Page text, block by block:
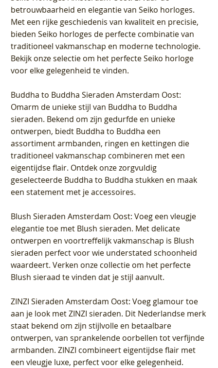
betrouwbaarheid en elegantie van Seiko horloges.
Met een rijke geschiedenis van kwaliteit en precisie,
bieden Seiko horloges de perfecte combinatie van
traditioneel vakmanschap en moderne technologie.
Bekijk onze selectie om het perfecte Seiko horloge
voor elke gelegenheid te vinden.
Buddha to Buddha Sieraden Amsterdam Oost:
Omarm de unieke stijl van Buddha to Buddha
sieraden. Bekend om zijn gedurfde en unieke
ontwerpen, biedt Buddha to Buddha een
assortiment armbanden, ringen en kettingen die
traditioneel vakmanschap combineren met een
eigentijdse flair. Ontdek onze zorgvuldig
geselecteerde Buddha to Buddha stukken en maak
een statement met je accessoires.
Blush Sieraden Amsterdam Oost: Voeg een vleugje
elegantie toe met Blush sieraden. Met delicate
ontwerpen en voortreffelijk vakmanschap is Blush
sieraden perfect voor wie understated schoonheid
waardeert. Verken onze collectie om het perfecte
Blush sieraad te vinden dat je stijl aanvult.
ZINZI Sieraden Amsterdam Oost: Voeg glamour toe
aan je look met ZINZI sieraden. Dit Nederlandse merk
staat bekend om zijn stijlvolle en betaalbare
ontwerpen, van sprankelende oorbellen tot verfijnde
armbanden. ZINZI combineert eigentijdse flair met
een vleugje luxe, perfect voor elke gelegenheid.